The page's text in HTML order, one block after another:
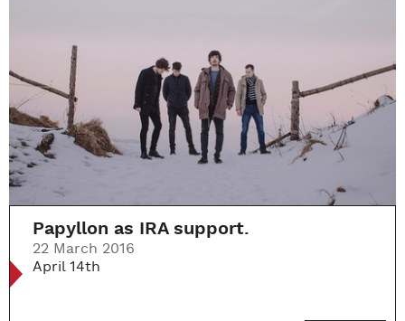
Papyllon as IRA support.
22 March 2016
April 14th